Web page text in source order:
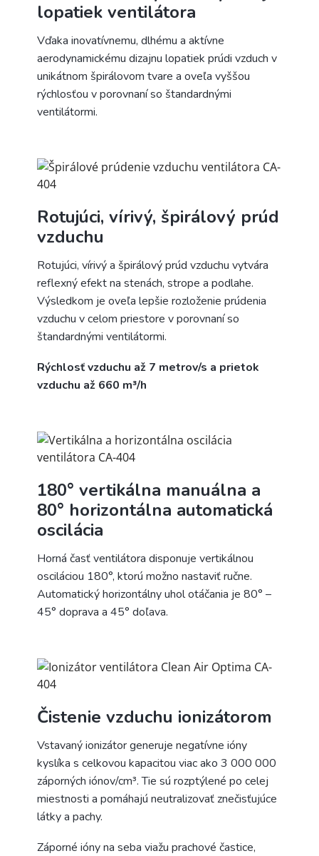
lopatiek ventilátora
Vďaka inovatívnemu, dlhému a aktívne
aerodynamickému dizajnu lopatiek prúdi vzduch v
unikátnom špirálovom tvare a oveľa vyššou
rýchlosťou v porovnaní so štandardnými
ventilátormi.
Rotujúci, vírivý, špirálový prúd
vzduchu
Rotujúci, vírivý a špirálový prúd vzduchu vytvára
reflexný efekt na stenách, strope a podlahe.
Výsledkom je oveľa lepšie rozloženie prúdenia
vzduchu v celom priestore v porovnaní so
štandardnými ventilátormi.
Rýchlosť vzduchu až 7 metrov/s a prietok
vzduchu až 660 m³/h
180° vertikálna manuálna a
80° horizontálna automatická
oscilácia
Horná časť ventilátora disponuje vertikálnou
osciláciou 180°, ktorú možno nastaviť ručne.
Automatický horizontálny uhol otáčania je 80° –
45° doprava a 45° doľava.
Čistenie vzduchu ionizátorom
Vstavaný ionizátor generuje negatívne ióny
kyslíka s celkovou kapacitou viac ako 3 000 000
záporných iónov/cm³. Tie sú rozptýlené po celej
miestnosti a pomáhajú neutralizovať znečisťujúce
látky a pachy.
Záporné ióny na seba viažu prachové častice,